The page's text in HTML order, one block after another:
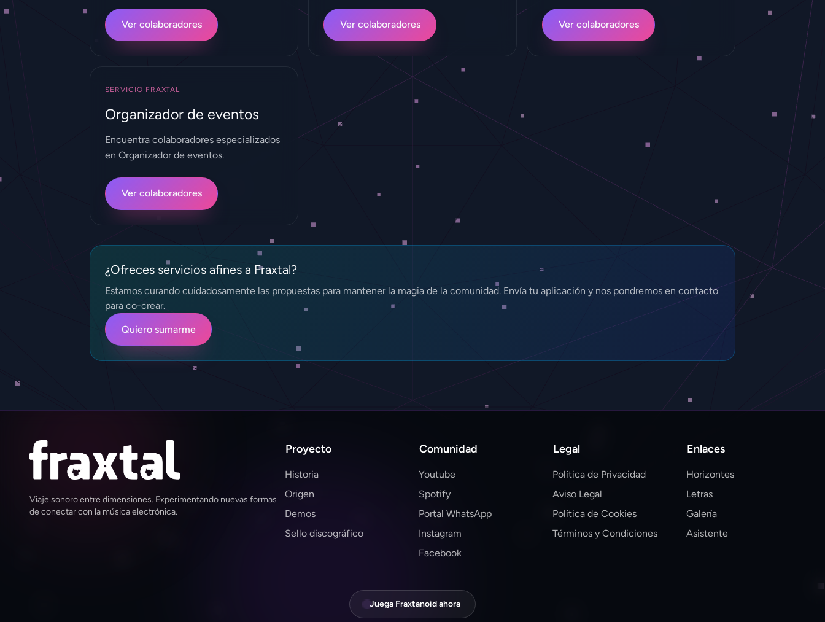
Ver colaboradores Ver colaboradores Ver colaboradores
SERVICIO FRAXTAL
Organizador de eventos
Encuentra colaboradores especializados
en Organizador de eventos.
Ver colaboradores
¿Ofreces servicios afines a Fraxtal?
Estamos curando cuidadosamente las propuestas para mantener la magia de la comunidad. Envía tu aplicación y nos pondremos en contacto
para co-crear.
Quiero sumarme
Viaje sonoro entre dimensiones. Experimentando nuevas formas
de conectar con la música electrónica.
Proyecto
Historia
Origen
Demos
Sello discográfico
Comunidad
Youtube
Spotify
Portal WhatsApp
Instagram
Facebook
Legal
Política de Privacidad
Aviso Legal
Política de Cookies
Términos y Condiciones
Enlaces
Horizontes
Letras
Galería
Asistente
Juega Fraxtanoid ahora